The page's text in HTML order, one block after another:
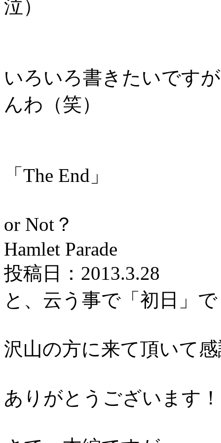
泣）
いろいろ書きたいです
んわ（笑）
「The End」
or Not？
Hamlet Parade
投稿日：2013.3.28
と、云う事で「初日」
沢山の方に来て頂いて
ありがとうございます！